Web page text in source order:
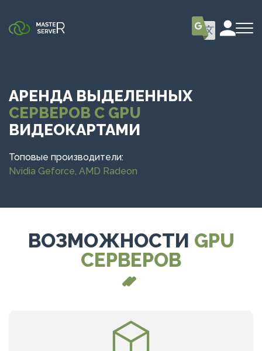
АРЕНДА ВЫДЕЛЕННЫХ
СЕРВЕРОВ С GPU
ВИДЕОКАРТАМИ
Топовые производители:
Nvidia Geforce, AMD Radeon
ВОЗМОЖНОСТИ GPU
СЕРВЕРОВ